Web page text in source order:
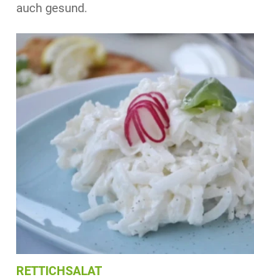
auch gesund.
RETTICHSALAT